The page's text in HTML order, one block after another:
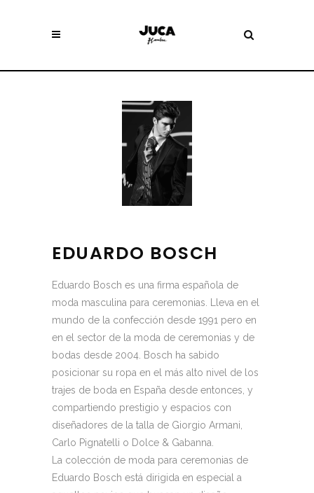
EDUARDO BOSCH
Eduardo Bosch es una firma española de
moda masculina para ceremonias. Lleva en el
mundo de la confección desde 1991 pero en
en el sector de la moda de ceremonias y de
bodas desde 2004. Bosch ha sabido
posicionar su ropa en el más alto nivel de los
trajes de boda en España desde entonces, y
compartiendo prestigio y espacios con
diseñadores de la talla de Giorgio Armani,
Carlo Pignatelli o Dolce & Gabanna.
La colección de moda para ceremonias de
Eduardo Bosch está dirigida en especial a